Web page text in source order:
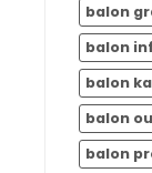
balon
balon
balon
balon
balon